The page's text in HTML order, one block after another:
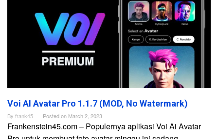
Voi AI Avatar Pro 1.1.7 (MOD, No Watermark)
By frank45 Posted on March 2, 2023
Frankenstein45.com – Populernya aplikasi Voi Ai Avatar